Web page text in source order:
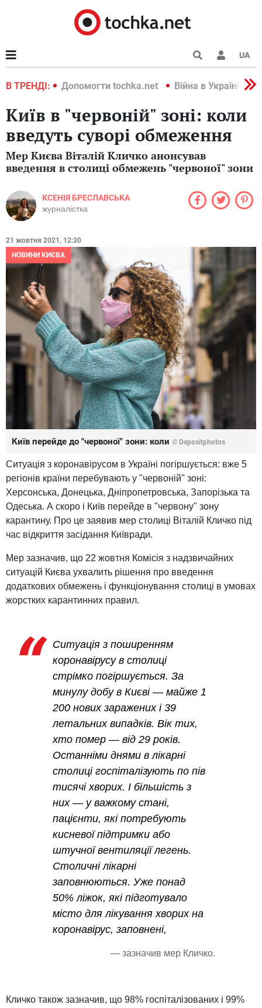
UA
В ТРЕНДІ:
2022 Допомогти tochka.net Війна в Україні 2022
Київ в "червоній" зоні: коли
введуть суворі обмеження
Мер Києва Віталій Кличко анонсував
введення в столиці обмежень "червоної" зони
КСЕНІЯ БРЕСЛАВСЬКА
журналістка
21 жовтня 2021, 12:30
НОВИНИ КИЄВА
Київ перейде до "червоної" зони: коли © Depositphotos
Ситуація з коронавірусом в Україні погіршується: вже 5
регіонів країни перебувають у "червоній" зоні:
Херсонська, Донецька, Дніпропетровська, Запорізька та
Одеська. А скоро і Київ перейде в "червону" зону
карантину. Про це заявив мер столиці Віталій Кличко під
час відкриття засідання Київради.
Мер зазначив, що 22 жовтня Комісія з надзвичайних
ситуацій Києва ухвалить рішення про введення
додаткових обмежень і функціонування столиці в умовах
жорстких карантинних правил.
Ситуація з поширенням
коронавірусу в столиці
стрімко погіршується. За
минулу добу в Києві — майже 1
200 нових заражених і 39
летальних випадків. Вік тих,
хто помер — від 29 років.
Останніми днями в лікарні
столиці госпіталізують по пів
тисячі хворих. І більшість з
них — у важкому стані,
пацієнти, які потребують
кисневої підтримки або
штучної вентиляції легень.
Столичні лікарні
заповнюються. Уже понад
50% ліжок, які підготувало
місто для лікування хворих на
коронавірус, заповнені,
— зазначив мер Кличко.
Кличко також зазначив, що 98% госпіталізованих і 99%